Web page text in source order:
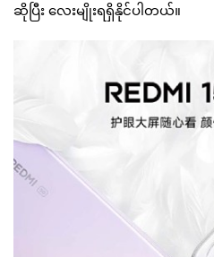
ဆိုပြီး လေးမျိုးရရှိနိုင်ပါတယ်။